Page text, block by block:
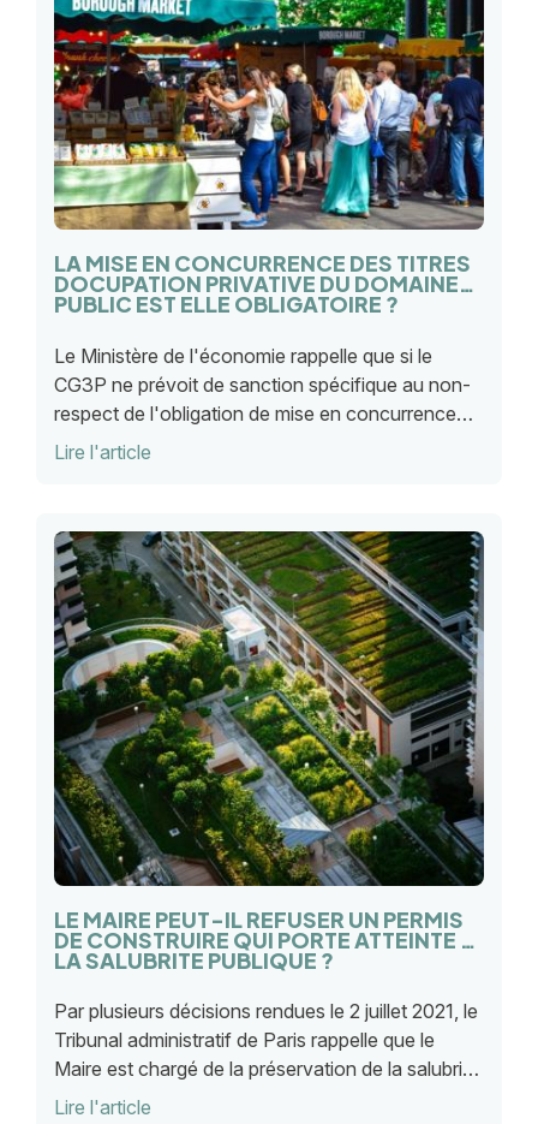
LA MISE EN CONCURRENCE DES TITRES
DOCUPATION PRIVATIVE DU DOMAINE
PUBLIC EST ELLE OBLIGATOIRE ?
Le Ministère de l'économie rappelle que si le
CG3P ne prévoit de sanction spécifique au non-
respect de l'obligation de mise en concurrence
des titres domaniaux, les procédures
Lire l'article
LE MAIRE PEUT-IL REFUSER UN PERMIS
DE CONSTRUIRE QUI PORTE ATTEINTE A
LA SALUBRITE PUBLIQUE ?
Par plusieurs décisions rendues le 2 juillet 2021, le
Tribunal administratif de Paris rappelle que le
Maire est chargé de la préservation de la salubrité
publique. Une responsabilité qui doit être honorée
Lire l'article